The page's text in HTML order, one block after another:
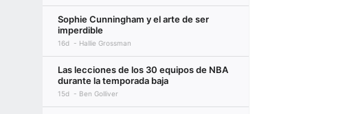
Sophie Cunningham y el arte de ser
imperdible
16d Hallie Grossman
Las lecciones de los 30 equipos de NBA
durante la temporada baja
15d Ben Golliver